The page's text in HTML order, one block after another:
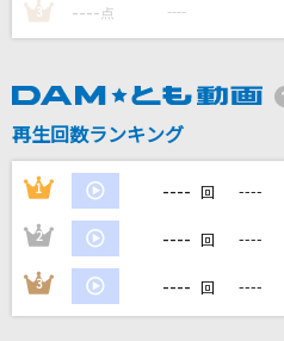
バルーン
バルーン
Jungle P
5050
[生音]貴方解剖純愛歌～死
あいみょん
3 ---- 点 ----
再生回数ランキング
1 ---- 回 ----
2 ---- 回 ----
3 ---- 回 ----